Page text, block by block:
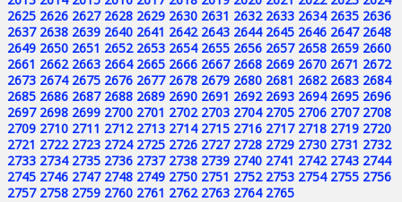
2625 2626 2627 2628 2629 2630 2631 2632 2633 2634 2635 2636
2637 2638 2639 2640 2641 2642 2643 2644 2645 2646 2647 2648
2649 2650 2651 2652 2653 2654 2655 2656 2657 2658 2659 2660
2661 2662 2663 2664 2665 2666 2667 2668 2669 2670 2671 2672
2673 2674 2675 2676 2677 2678 2679 2680 2681 2682 2683 2684
2685 2686 2687 2688 2689 2690 2691 2692 2693 2694 2695 2696
2697 2698 2699 2700 2701 2702 2703 2704 2705 2706 2707 2708
2709 2710 2711 2712 2713 2714 2715 2716 2717 2718 2719 2720
2721 2722 2723 2724 2725 2726 2727 2728 2729 2730 2731 2732
2733 2734 2735 2736 2737 2738 2739 2740 2741 2742 2743 2744
2745 2746 2747 2748 2749 2750 2751 2752 2753 2754 2755 2756
2757 2758 2759 2760 2761 2762 2763 2764 2765